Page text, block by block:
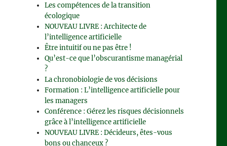
Les compétences de la transition
écologique
NOUVEAU LIVRE : Architecte de
l’intelligence artificielle
Être intuitif ou ne pas être !
Qu’est-ce que l’obscurantisme managérial
?
La chronobiologie de vos décisions
Formation : L’intelligence artificielle pour
les managers
Conférence : Gérez les risques décisionnels
grâce à l’intelligence artificielle
NOUVEAU LIVRE : Décideurs, êtes-vous
bons ou chanceux ?